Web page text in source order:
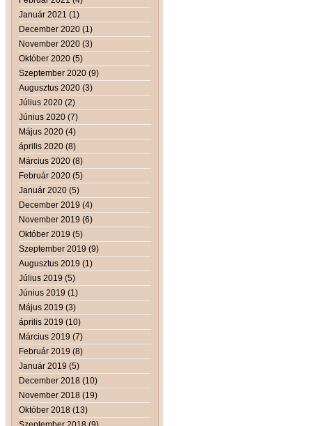
Január 2021 (1)
December 2020 (1)
November 2020 (3)
Október 2020 (5)
Szeptember 2020 (9)
Augusztus 2020 (3)
Július 2020 (2)
Június 2020 (7)
Május 2020 (4)
április 2020 (8)
Március 2020 (8)
Február 2020 (5)
Január 2020 (5)
December 2019 (4)
November 2019 (6)
Október 2019 (5)
Szeptember 2019 (9)
Augusztus 2019 (1)
Július 2019 (5)
Június 2019 (1)
Május 2019 (3)
április 2019 (10)
Március 2019 (7)
Február 2019 (8)
Január 2019 (5)
December 2018 (10)
November 2018 (19)
Október 2018 (13)